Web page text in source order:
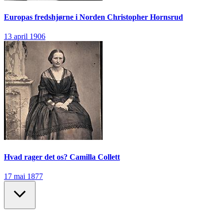
Europas fredshjørne i Norden Christopher Hornsrud
13 april 1906
Hvad rager det os? Camilla Collett
17 mai 1877